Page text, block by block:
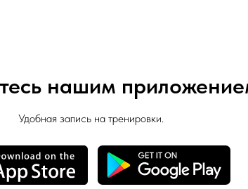
нашим
Удобная запись на тренировки.